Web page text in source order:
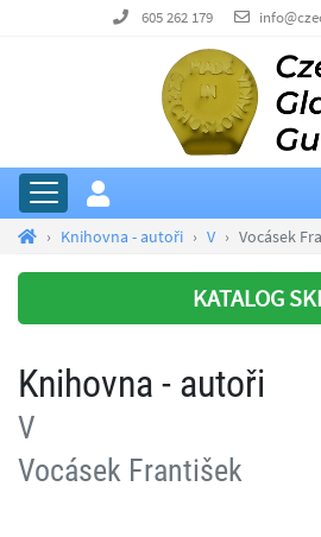
605 262 179
Knihovna - autoři V Vocásek
KATALOG
Knihovna - autoři
V
Vocásek František